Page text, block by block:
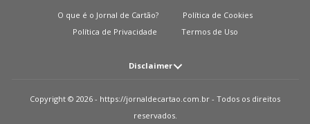
O que é o Jornal de Cartão?
Política de Cookies
Política de Privacidade
Termos de Uso
Disclaimer
em dinheiro para liberação de qualquer tipo de produto financeiro, seja
cartão de crédito, financiamento ou empréstimo. Caso isto aconteça nos
Copyright © 2026 - https://jornaldecartao.com.br - Todos os direitos
reservados.